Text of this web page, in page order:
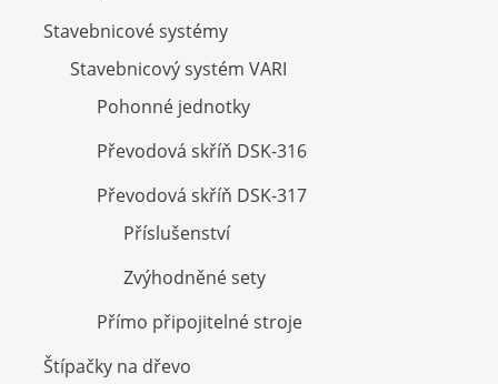
Stavebnicové systémy
Stavebnicový systém VARI
Pohonné jednotky
Převodová skříň DSK-316
Převodová skříň DSK-317
Příslušenství
Zvýhodněné sety
Přímo připojitelné stroje
Štípačky na dřevo